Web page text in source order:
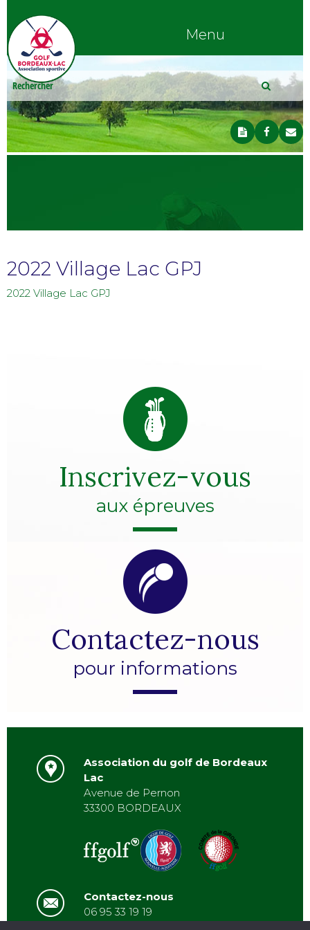
Menu
2022 Village Lac GPJ
2022 Village Lac GPJ
Inscrivez-vous
aux épreuves
Contactez-nous
pour informations
Association du golf de Bordeaux
Lac
Avenue de Pernon
33300 BORDEAUX
Contactez-nous
06 95 33 19 19